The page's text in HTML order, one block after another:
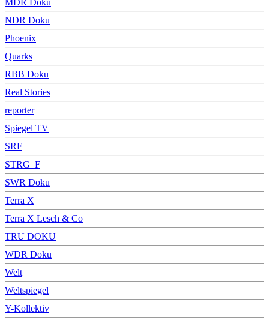
NDR Doku
Phoenix
Quarks
RBB Doku
Real Stories
reporter
Spiegel TV
SRF
STRG_F
SWR Doku
Terra X
Terra X Lesch & Co
TRU DOKU
WDR Doku
Welt
Weltspiegel
Y-Kollektiv